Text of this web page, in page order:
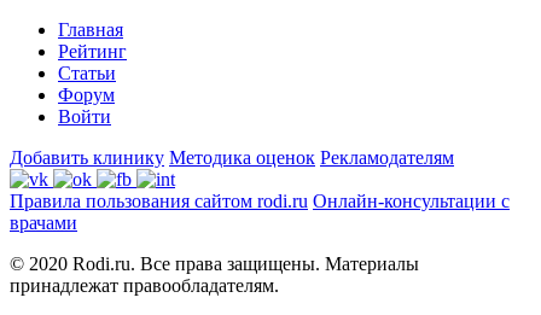
Главная
Рейтинг
Статьи
Форум
Войти
Добавить клинику Методика оценок Рекламодателям
Правила пользования сайтом rodi.ru Онлайн-консультации с
врачами
© 2020 Rodi.ru. Все права защищены. Материалы
принадлежат правообладателям.